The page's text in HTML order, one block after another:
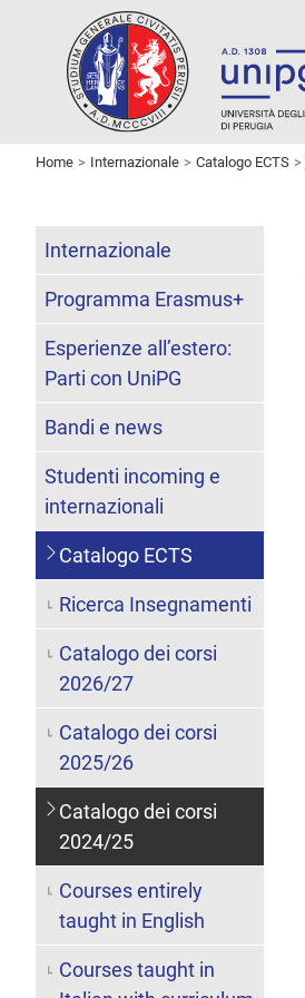
Home Internazionale Catalogo ECTS
Internazionale
Programma Erasmus+
Esperienze all’estero:
Parti con UniPG
Bandi e news
Studenti incoming e
internazionali
Catalogo ECTS
Ricerca Insegnamenti
Catalogo dei corsi
2026/27
Catalogo dei corsi
2025/26
Catalogo dei corsi
2024/25
Courses entirely
taught in English
Courses taught in